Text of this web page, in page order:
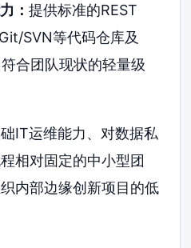
： 提供标准的REST
SVN等代码仓库及
合团队现状的轻量级
IT运维能力、对数据私
相对固定的中小型团
内部边缘创新项目的低